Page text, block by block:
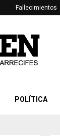
Fallecimientos
POLÍTICA